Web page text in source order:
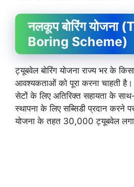
नलकूप बोरिंग योजना
Boring Scheme)
ट्यूबवेल बोरिंग योजना राज्य भर के
आवश्यकताओं को पूरा करना चाहती है।
सेटों के लिए अतिरिक्त सहायता के
स्थापना के लिए सब्सिडी प्रदान करने
योजना के तहत 30,000 ट्यूबवेल